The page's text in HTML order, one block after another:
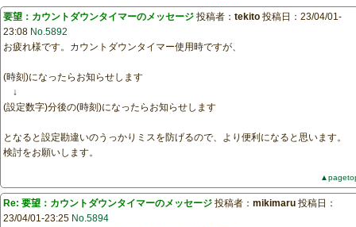
要望：カウントダウンタイマーのメッセージ 投稿者： tekito 投稿日：23/04/01-
23:08 No.5892
お疲れ様です。カウントダウンタイマー使用時ですが、
(時刻)になったらお知らせします
↓
(設定数字)分後の(時刻)になったらお知らせします
となると設定勘違いのうっかりミスを防げるので、より便利になると思います。
検討をお願いします。
Re: 要望：カウントダウンタイマーのメッセージ 投稿者： mikimaru 投稿日：
23/04/01-23:25 No.5894